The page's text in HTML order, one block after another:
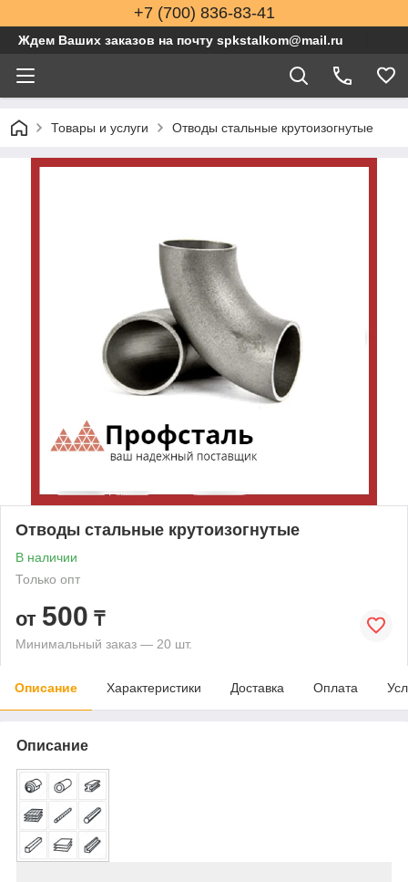
+7 (700) 836-83-41
Ждем Ваших заказов на почту spkstalkom@mail.ru
Товары и услуги Отводы стальные крутоизогнутые
Отводы стальные крутоизогнутые
В наличии
Только опт
от 500 ₸
Минимальный заказ — 20 шт.
Описание Характеристики Доставка Оплата
Описание